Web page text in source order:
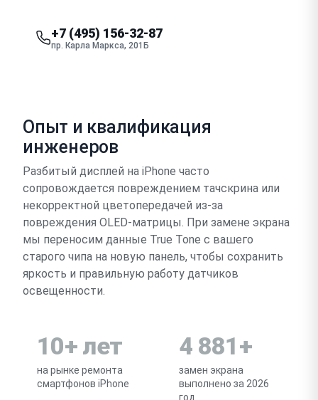
+7 (495) 156-32-87
пр. Карла Маркса, 201Б
Опыт и квалификация
инженеров
Разбитый дисплей на iPhone часто
сопровождается повреждением тачскрина или
некорректной цветопередачей из-за
повреждения OLED-матрицы. При замене экрана
мы переносим данные True Tone с вашего
старого чипа на новую панель, чтобы сохранить
яркость и правильную работу датчиков
освещенности.
10+ лет
на рынке ремонта
смартфонов iPhone
4 881+
замен экрана
выполнено за 2026
год